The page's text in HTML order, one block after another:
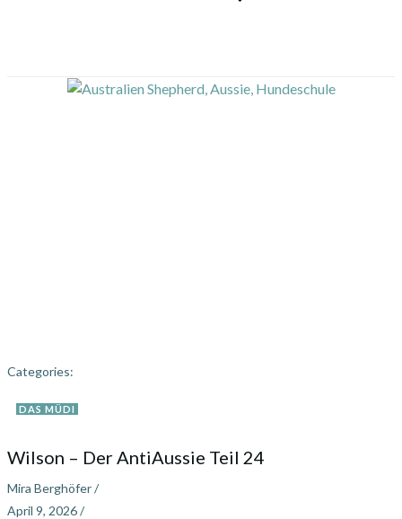
Categories:
DAS MÜDI
Wilson – Der AntiAussie Teil 24
Mira Berghöfer/
April 9, 2026/